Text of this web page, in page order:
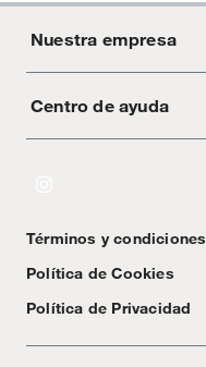
Nuestra empresa
Acerca de Crate
Centro de ayuda
Textos Legales
Términos y condiciones
Política de Cookies
Política de Privacidad